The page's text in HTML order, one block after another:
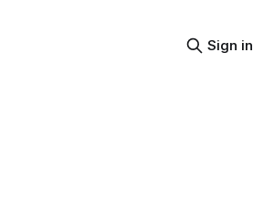
Sign in